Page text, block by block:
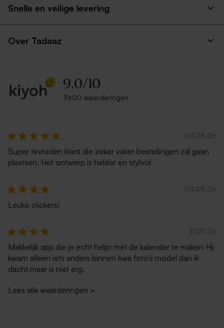
Snelle en veilige levering
Over Tadaaz
9.0/10
3600 waarderingen
04.08.26
Super tevreden klant die zeker vaker bestellingen zal gaan
plaatsen. Het ontwerp is helder en stylvol
03.08.26
Leuke stickers!
31.07.26
Makkelijk app die je echt helpt met de kalender te maken Hij
kwam alleen iets anders binnen kwa foto’s model dan ik
dacht maar is niet erg.
Lees alle waarderingen >